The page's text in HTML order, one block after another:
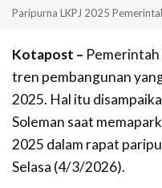
Paripurna LKPJ 2025
Kotapost –
tren pembangunan
2025. Hal itu
Soleman saat
2025 dalam rapat
Selasa (4/3/2026).